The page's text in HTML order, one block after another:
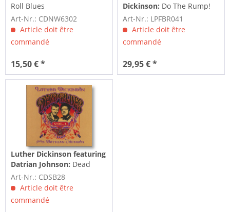
Roll Blues
Art-Nr.: CDNW6302
Article doit être
commandé
15,50 € *
Dickinson: Do The Rump!
(LP)
Art-Nr.: LPFBR041
Article doit être
commandé
29,95 € *
Luther Dickinson featuring
Datrian Johnson: Dead
Blues Vol.1 (CD)
Art-Nr.: CDSB28
Article doit être
commandé